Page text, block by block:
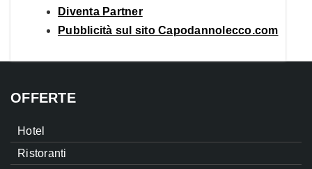
Diventa Partner
Pubblicità sul sito Capodannolecco.com
OFFERTE
Hotel
Ristoranti